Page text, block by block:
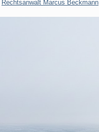
Rechtsanwalt Marcus Beckmann